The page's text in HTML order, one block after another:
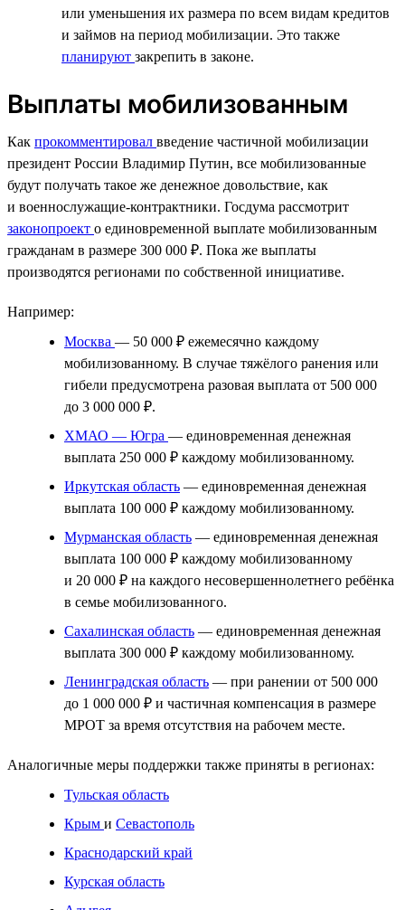
или уменьшения их размера по всем видам кредитов
и займов на период мобилизации. Это также
планируют закрепить в законе.
Выплаты мобилизованным
Как прокомментировал введение частичной мобилизации
президент России Владимир Путин, все мобилизованные
будут получать такое же денежное довольствие, как
и военнослужащие-контрактники. Госдума рассмотрит
законопроект о единовременной выплате мобилизованным
гражданам в размере 300 000 ₽. Пока же выплаты
производятся регионами по собственной инициативе.
Например:
Москва — 50 000 ₽ ежемесячно каждому
мобилизованному. В случае тяжёлого ранения или
гибели предусмотрена разовая выплата от 500 000
до 3 000 000 ₽.
ХМАО — Югра — единовременная денежная
выплата 250 000 ₽ каждому мобилизованному.
Иркутская область — единовременная денежная
выплата 100 000 ₽ каждому мобилизованному.
Мурманская область — единовременная денежная
выплата 100 000 ₽ каждому мобилизованному
и 20 000 ₽ на каждого несовершеннолетнего ребёнка
в семье мобилизованного.
Сахалинская область — единовременная денежная
выплата 300 000 ₽ каждому мобилизованному.
Ленинградская область — при ранении от 500 000
до 1 000 000 ₽ и частичная компенсация в размере
МРОТ за время отсутствия на рабочем месте.
Аналогичные меры поддержки также приняты в регионах:
Тульская область
Крым и Севастополь
Краснодарский край
Курская область